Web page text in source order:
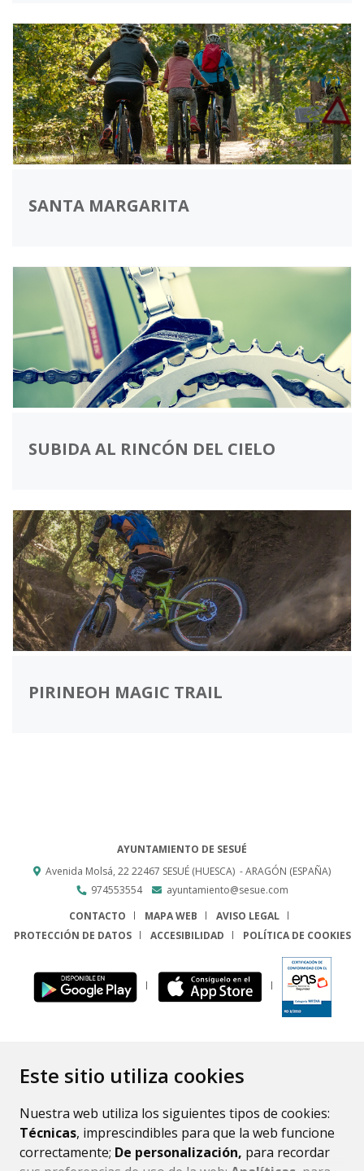
Este sitio utiliza cookies
Nuestra web utiliza los siguientes tipos de cookies:
Técnicas, imprescindibles para que la web funcione
correctamente; De personalización, para recordar
SANTA MARGARITA
SUBIDA AL RINCÓN DEL CIELO
PIRINEOH MAGIC TRAIL
AYUNTAMIENTO DE SESUÉ
Avenida Molsá, 2222467 SESUÉ (HUESCA) - ARAGÓN (ESPAÑA)
974553554
ayuntamiento@sesue.com
CONTACTO
MAPA WEB
AVISO LEGAL
PROTECCIÓN DE DATOS
ACCESIBILIDAD POLÍTICA DE COOKIES